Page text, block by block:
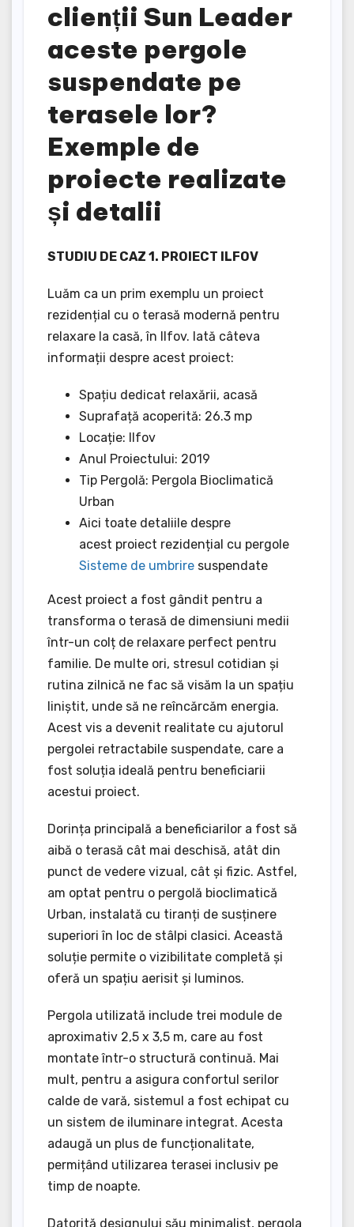
clienții Sun Leader
aceste pergole
suspendate pe
terasele lor?
Exemple de
proiecte realizate
și detalii
STUDIU DE CAZ 1. PROIECT ILFOV
Luăm ca un prim exemplu un proiect
rezidențial cu o terasă modernă pentru
relaxare la casă, în Ilfov. Iată câteva
informații despre acest proiect:
Spațiu dedicat relaxării, acasă
Suprafață acoperită: 26.3 mp
Locație: Ilfov
Anul Proiectului: 2019
Tip Pergolă: Pergola Bioclimatică
Urban
Aici toate detaliile despre
acest proiect rezidențial cu pergole
Sisteme de umbrire suspendate
Acest proiect a fost gândit pentru a
transforma o terasă de dimensiuni medii
într-un colț de relaxare perfect pentru
familie. De multe ori, stresul cotidian și
rutina zilnică ne fac să visăm la un spațiu
liniștit, unde să ne reîncărcăm energia.
Acest vis a devenit realitate cu ajutorul
pergolei retractabile suspendate, care a
fost soluția ideală pentru beneficiarii
acestui proiect.
Dorința principală a beneficiarilor a fost să
aibă o terasă cât mai deschisă, atât din
punct de vedere vizual, cât și fizic. Astfel,
am optat pentru o pergolă bioclimatică
Urban, instalată cu tiranți de susținere
superiori în loc de stâlpi clasici. Această
soluție permite o vizibilitate completă și
oferă un spațiu aerisit și luminos.
Pergola utilizată include trei module de
aproximativ 2,5 x 3,5 m, care au fost
montate într-o structură continuă. Mai
mult, pentru a asigura confortul serilor
calde de vară, sistemul a fost echipat cu
un sistem de iluminare integrat. Acesta
adaugă un plus de funcționalitate,
permițând utilizarea terasei inclusiv pe
timp de noapte.
Datorită designului său minimalist, pergola